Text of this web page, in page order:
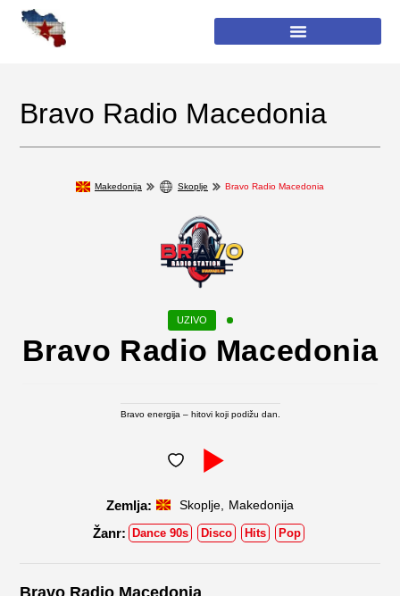
Bravo Radio Macedonia
Makedonija Skoplje Bravo Radio Macedonia
Bravo Radio Macedonia
Bravo energija – hitovi koji podižu dan.
Skoplje Makedonija
Dance 90s Disco Hits Pop
Bravo Radio Macedonia